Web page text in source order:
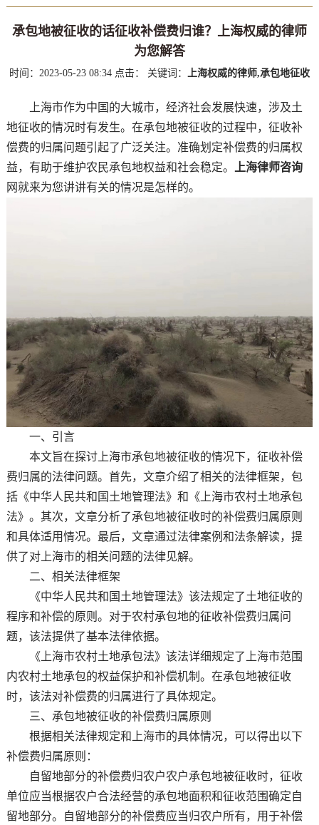
承包地被征收的话征收补偿费归谁？上海权威的律师
为您解答
时间：2023-05-23 08:34 点击： 关键词： 上海权威的律师,承包地征收
上海市作为中国的大城市，经济社会发展快速，涉及土
地征收的情况时有发生。在承包地被征收的过程中，征收补
偿费的归属问题引起了广泛关注。准确划定补偿费的归属权
益，有助于维护农民承包地权益和社会稳定。
上海律师咨询
网就来为您讲讲有关的情况是怎样的。
一、引言
本文旨在探讨上海市承包地被征收的情况下，征收补偿
费归属的法律问题。首先，文章介绍了相关的法律框架，包
括《中华人民共和国土地管理法》和《上海市农村土地承包
法》。其次，文章分析了承包地被征收时的补偿费归属原则
和具体适用情况。最后，文章通过法律案例和法条解读，提
供了对上海市的相关问题的法律见解。
二、相关法律框架
《中华人民共和国土地管理法》该法规定了土地征收的
程序和补偿的原则。对于农村承包地的征收补偿费归属问
题，该法提供了基本法律依据。
《上海市农村土地承包法》该法详细规定了上海市范围
内农村土地承包的权益保护和补偿机制。在承包地被征收
时，该法对补偿费的归属进行了具体规定。
三、承包地被征收的补偿费归属原则
根据相关法律规定和上海市的具体情况，可以得出以下
补偿费归属原则：
自留地部分的补偿费归农户农户承包地被征收时，征收
单位应当根据农户合法经营的承包地面积和征收范围确定自
留地部分。自留地部分的补偿费应当归农户所有，用于补偿